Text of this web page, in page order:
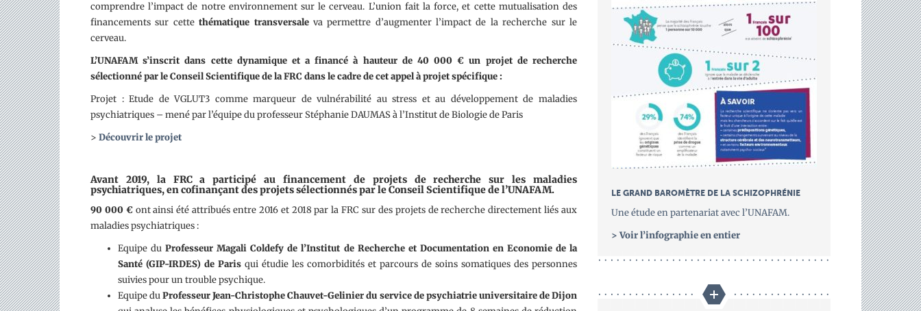
comprendre l’impact de notre environnement sur le cerveau. L’union fait la force, et cette mutualisation des
financements sur cettethématique transversaleva permettre d’augmenter l’impact de la recherche sur le
cerveau.
L’UNAFAM s’inscrit dans cette dynamique et a financé à hauteur de 40 000 € un projet de recherche
sélectionné par le Conseil Scientifique de la FRC dans le cadre de cet appel à projet spécifique :
Projet : Etude de VGLUT3 comme marqueur de vulnérabilité au stress et au développement de maladies
psychiatriques – mené par l’équipe du professeur Stéphanie DAUMAS à l’Institut de Biologie de Paris
> Découvrir le projet
Avant 2019, la FRC a participé au financement de projets de recherche sur les maladies
psychiatriques, en cofinançant des projets sélectionnés par le Conseil Scientifique de l’UNAFAM.
90 000 €ont ainsi été attribués entre 2016 et 2018 par la FRC sur des projets de recherche directement liés aux
maladies psychiatriques :
Equipe duProfesseur Magali Coldefy de l’Institut de Recherche et Documentation en Economie de la
Santé (GIP-IRDES) de Paris qui étudie les comorbidités et parcours de soins somatiques des personnes
suivies pour un trouble psychique.
Equipe duProfesseur Jean-Christophe Chauvet-Gelinier du service de psychiatrie universitaire de Dijon
LE GRAND BAROMÈTRE DE LA SCHIZOPHRÉNIE
Une étude en partenariat avec l’UNAFAM.
> Voir l’infographie en entier